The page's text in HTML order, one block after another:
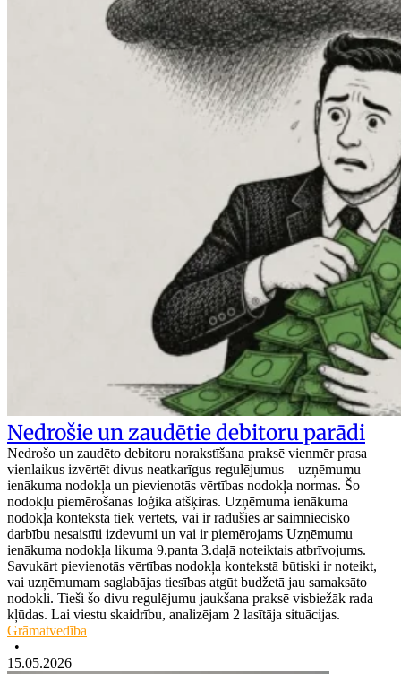
Nedrošie un zaudētie debitoru parādi
Nedrošo un zaudēto debitoru norakstīšana praksē vienmēr prasa
vienlaikus izvērtēt divus neatkarīgus regulējumus – uzņēmumu
ienākuma nodokļa un pievienotās vērtības nodokļa normas. Šo
nodokļu piemērošanas loģika atšķiras. Uzņēmuma ienākuma
nodokļa kontekstā tiek vērtēts, vai ir radušies ar saimniecisko
darbību nesaistīti izdevumi un vai ir piemērojams Uzņēmumu
ienākuma nodokļa likuma 9.panta 3.daļā noteiktais atbrīvojums.
Savukārt pievienotās vērtības nodokļa kontekstā būtiski ir noteikt,
vai uzņēmumam saglabājas tiesības atgūt budžetā jau samaksāto
nodokli. Tieši šo divu regulējumu jaukšana praksē visbiežāk rada
kļūdas. Lai viestu skaidrību, analizējam 2 lasītāja situācijas.
Grāmatvedība
•
15.05.2026